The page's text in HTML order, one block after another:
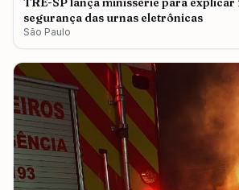
segurança das urnas eletrônicas
São Paulo